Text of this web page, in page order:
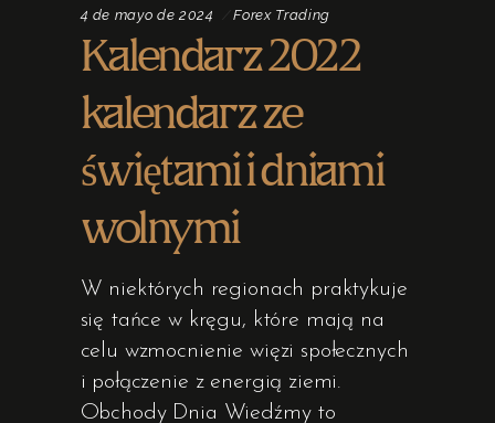
4 de mayo de 2024 Forex Trading
Kalendarz 2022
kalendarz ze
świętami i dniami
wolnymi
W niektórych regionach praktykuje
się tańce w kręgu, które mają na
celu wzmocnienie więzi społecznych
i połączenie z energią ziemi.
Obchody Dnia Wiedźmy to